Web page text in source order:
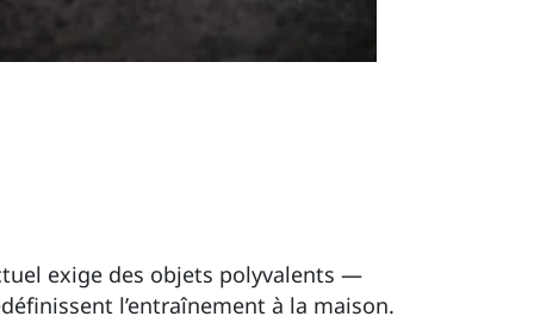
exige des objets polyvalents —
l’entraînement à la maison.